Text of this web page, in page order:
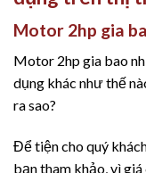
Motor 2hp gia
Motor 2hp gia bao
dụng khác như thế
ra sao?
Để tiện cho quý
bạn tham khảo, vì